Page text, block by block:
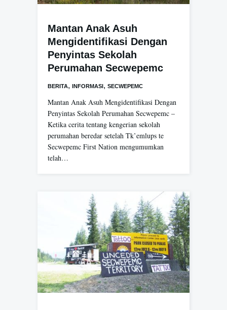
Mantan Anak Asuh
Mengidentifikasi Dengan
Penyintas Sekolah
Perumahan Secwepemc
BERITA, INFORMASI, SECWEPEMC
Mantan Anak Asuh Mengidentifikasi Dengan
Penyintas Sekolah Perumahan Secwepemc –
Ketika cerita tentang kengerian sekolah
perumahan beredar setelah Tk’emlups te
Secwepemc First Nation mengumumkan
telah…